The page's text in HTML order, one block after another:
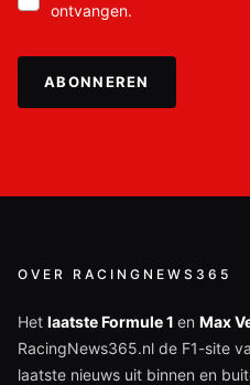
ontvangen.
ABONNEREN
OVER RACINGNEWS365
Het laatste Formule 1 en Max
RacingNews365.nl de F1-site
laatste nieuws uit binnen en